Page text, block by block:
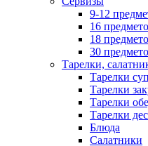
9-12
16
18
30
Тарелки,
Тарелки
Тарелки
Тарелки
Тарелки
Блюда
Салатники